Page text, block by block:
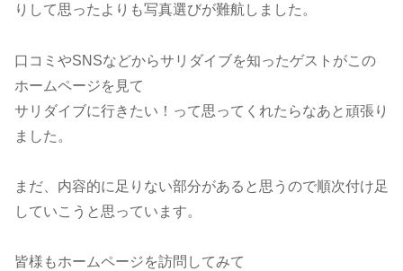
りして思ったよりも写真選びが難航しました。
口コミやSNSなどからサリダイブを知ったゲストがこの
ホームページを見て
サリダイブに行きたい！って思ってくれたらなあと頑張り
ました。
まだ、内容的に足りない部分があると思うので順次付け足
していこうと思っています。
皆様もホームページを訪問してみて